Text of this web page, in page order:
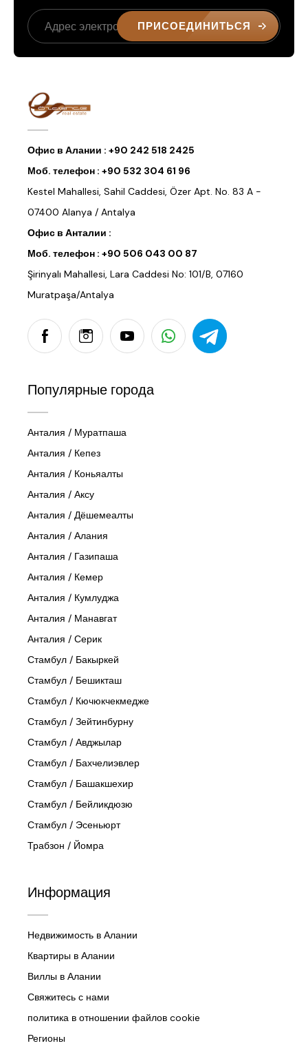
ПРИСОЕДИНИТЬСЯ
Офис в Алании : +90 242 518 2425
Моб. телефон : +90 532 304 61 96
Kestel Mahallesi, Sahil Caddesi, Özer Apt. No. 83 A -
07400 Alanya / Antalya
Офис в Анталии :
Моб. телефон : +90 506 043 00 87
Şirinyalı Mahallesi, Lara Caddesi No: 101/B, 07160
Muratpaşa/Antalya
Популярные города
Анталия / Муратпаша
Анталия / Кепез
Анталия / Коньяалты
Анталия / Аксу
Анталия / Дёшемеалты
Анталия / Алания
Анталия / Газипаша
Анталия / Кемер
Анталия / Кумлуджа
Анталия / Манавгат
Анталия / Серик
Стамбул / Бакыркей
Стамбул / Бешикташ
Стамбул / Кючюкчекмедже
Стамбул / Зейтинбурну
Стамбул / Авджылар
Стамбул / Бахчелиэвлер
Стамбул / Башакшехир
Стамбул / Бейликдюзю
Стамбул / Эсеньюрт
Трабзон / Йомра
Информация
Недвижимость в Алании
Квартиры в Алании
Виллы в Алании
Свяжитесь с нами
политика в отношении файлов cookie
Регионы